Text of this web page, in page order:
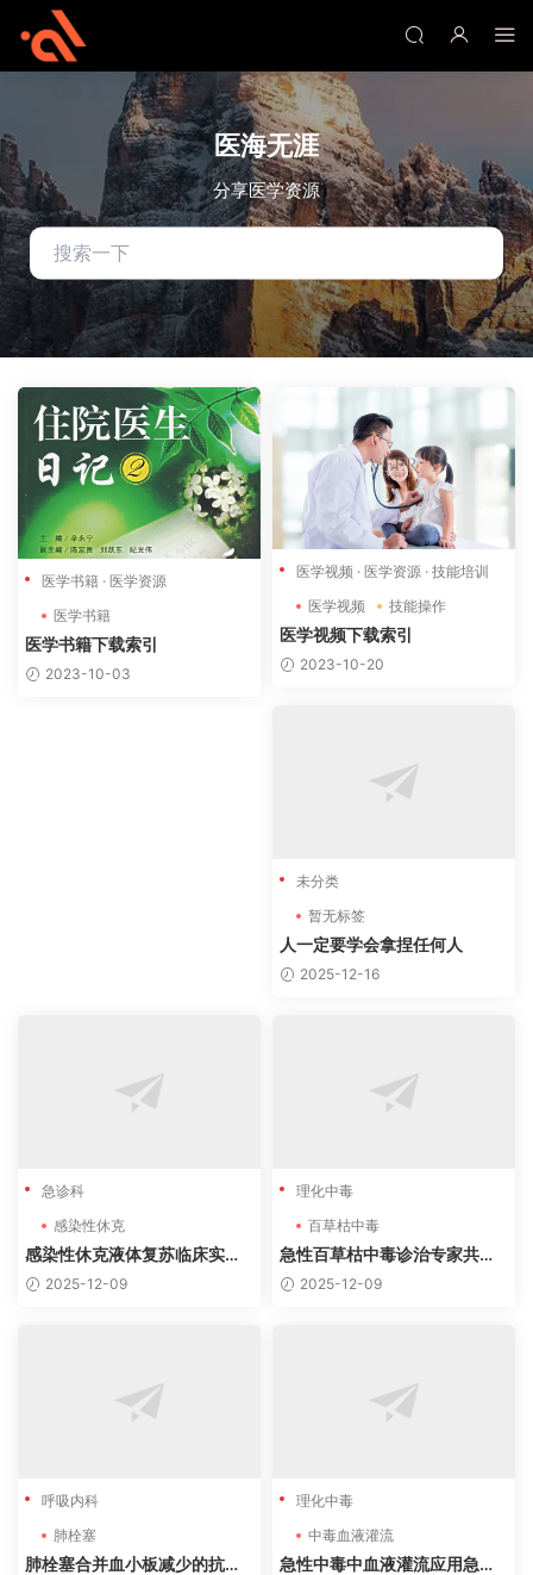
医海无涯
分享医学资源
医学书籍 · 医学资源
医学书籍
医学书籍下载索引
2023-10-03
医学视频 · 医学资源 · 技能培训
医学视频
技能操作
医学视频下载索引
2023-10-20
未分类
暂无标签
人一定要学会拿捏任何人
2025-12-16
急诊科
感染性休克
感染性休克液体复苏临床实践
指南（2024-2025）
2025-12-09
理化中毒
百草枯中毒
急性百草枯中毒诊治专家共识
（2022）核心内容
2025-12-09
呼吸内科
肺栓塞
肺栓塞合并血小板减少的抗凝
理化中毒
中毒血液灌流
急性中毒中血液灌流应用急诊